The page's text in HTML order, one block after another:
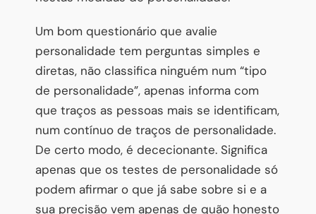
Um bom questionário que avalie
personalidade tem perguntas simples e
diretas, não classifica ninguém num “tipo
de personalidade”, apenas informa com
que traços as pessoas mais se identificam,
num contínuo de traços de personalidade.
De certo modo, é dececionante. Significa
apenas que os testes de personalidade só
podem afirmar o que já sabe sobre si e a
sua precisão vem apenas de quão honesto